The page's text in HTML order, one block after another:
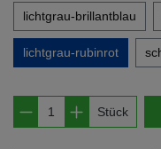
lichtgrau-brillantblau
lichtgrau-rubinrot
Produkt Stück